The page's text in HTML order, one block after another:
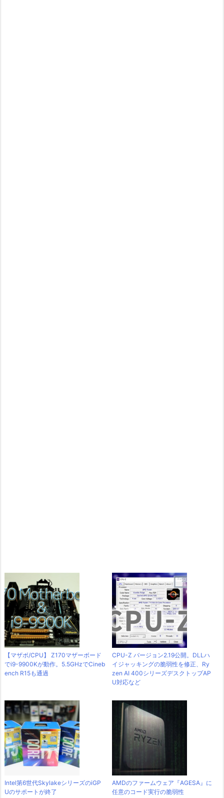
【マザボ/CPU】 Z170マザーボード
でi9-9900Kが動作。5.5GHzでCineb
ench R15も通過
CPU-Z バージョン2.19公開。DLLハ
イジャッキングの脆弱性を修正、Ry
zen AI 400シリーズデスクトップAP
U対応など
Intel第6世代SkylakeシリーズのiGP
Uのサポートが終了
AMDのファームウェア『AGESA』に
任意のコード実行の脆弱性